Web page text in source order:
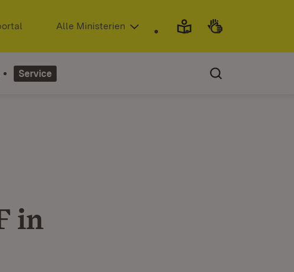
(Öffnet in neuem Fenster)
Alle Ministerien
Service
in